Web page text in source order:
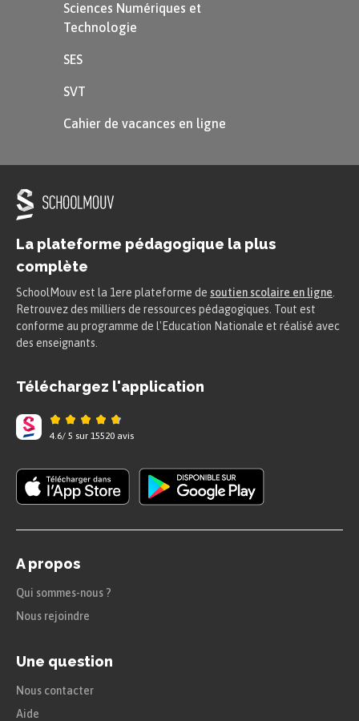
Protéger
l’empêcher, comme un incendie. Le plus
aussi.
De telles situations peuvent être inquiétantes,
mais il est important de toujours
Quand on est calme, on réfléchit mieux et on est
donc capable d’agir plus rapidement et de
manière plus efficace.
Une fois à l’abri, la première chose à faire est
adapté. Ceux-ci sont :
Sciences Numériques et
Technologie
SES
SVT
Cahier de vacances en ligne
La plateforme pédagogique la plus
complète
SchoolMouv est la 1ere plateforme de soutien scolaire en ligne
Retrouvez des milliers de ressources pédagogiques. Tout est
conforme au programme de l'Education Nationale et réalisé avec
des enseignants.
Téléchargez l'application
4.6/ 5 sur 15520 avis
A propos
Qui sommes-nous ?
Nous rejoindre
Une question
Nous contacter
Aide